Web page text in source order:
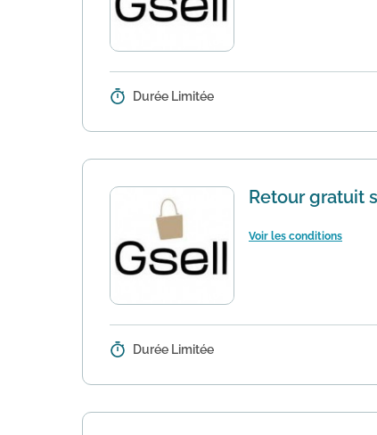
Détails : Si vous trouvez le même sac
Durée Limitée
Retour gratuit
Voir les conditions
Détails : Pour chacune de vos
Durée Limitée